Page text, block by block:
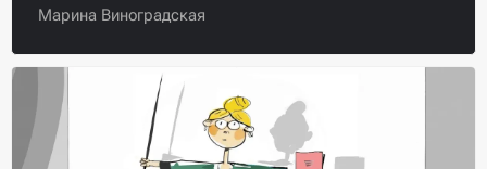
Марина Виноградская